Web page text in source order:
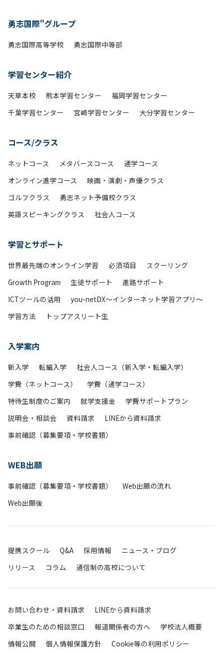
勇志国際"グループ
勇志国際高等学校 勇志国際中等部
学習センター紹介
天草本校 熊本学習センター
福岡学習センター
千葉学習センター
宮崎学習センター 大分学習センター
コース/クラス
ネットコース メタバースコース
通学コース
オンライン進学コース
映画・演劇・声優クラス
ゴルフクラス
勇志ネット予備校クラス
英語スピーキングクラス
社会人コース
学習とサポート
世界最先端のオンライン学習 必須項目
スクーリング
Growth Program
生徒サポート
進路サポート
ICTツールの活用
you-netDX～インターネット学習アプリ～
学習方法
トップアスリート生
入学案内
新入学 転編入学
社会人コース（新入学・転編入学）
学費（ネットコース）
学費（通学コース）
特待生制度のご案内
就学支援金
学費サポートプラン
説明会・相談会
資料請求
LINEから資料請求
事前確認（募集要項・学校書類）
WEB出願
事前確認（募集要項・学校書類）
Web出願の流れ
Web出願後
提携スクール Q&A 採用情報
ニュース・ブログ
リリース
コラム 通信制の高校について
お問い合わせ・資料請求
LINEから資料請求
卒業生のための相談窓口
報道関係者の方へ
学校法人概要
情報公開
個人情報保護方針 Cookie等の利用ポリシー